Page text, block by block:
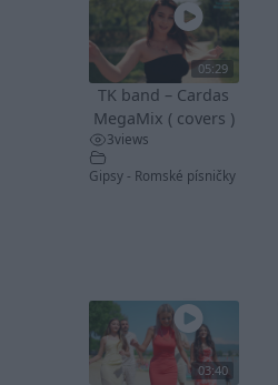
05:29
TK band – Cardas
MegaMix ( covers )
3views
Gipsy - Romské písničky
03:40